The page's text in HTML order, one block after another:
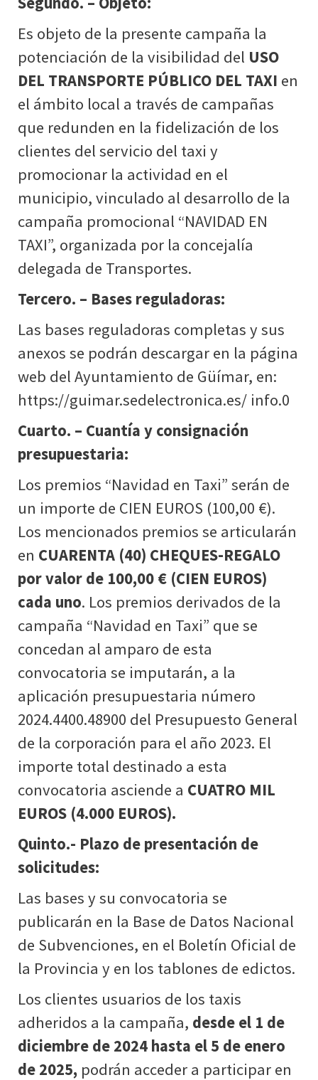
Es objeto de la presente campaña la
potenciación de la visibilidad del USO
DEL TRANSPORTE PÚBLICO DEL TAXI en
el ámbito local a través de campañas
que redunden en la fidelización de los
clientes del servicio del taxi y
promocionar la actividad en el
municipio, vinculado al desarrollo de la
campaña promocional “NAVIDAD EN
TAXI”, organizada por la concejalía
delegada de Transportes.
Tercero. – Bases reguladoras:
Las bases reguladoras completas y sus
anexos se podrán descargar en la página
web del Ayuntamiento de Güímar, en:
https://guimar.sedelectronica.es/ info.0
Cuarto. – Cuantía y consignación
presupuestaria:
Los premios “Navidad en Taxi” serán de
un importe de CIEN EUROS (100,00 €).
Los mencionados premios se articularán
en CUARENTA (40) CHEQUES-REGALO
por valor de 100,00 € (CIEN EUROS)
cada uno. Los premios derivados de la
campaña “Navidad en Taxi” que se
concedan al amparo de esta
convocatoria se imputarán, a la
aplicación presupuestaria número
2024.4400.48900 del Presupuesto General
de la corporación para el año 2023. El
importe total destinado a esta
convocatoria asciende a CUATRO MIL
EUROS (4.000 EUROS).
Quinto.- Plazo de presentación de
solicitudes:
Las bases y su convocatoria se
publicarán en la Base de Datos Nacional
de Subvenciones, en el Boletín Oficial de
la Provincia y en los tablones de edictos.
Los clientes usuarios de los taxis
adheridos a la campaña, desde el 1 de
diciembre de 2024 hasta el 5 de enero
de 2025, podrán acceder a participar en